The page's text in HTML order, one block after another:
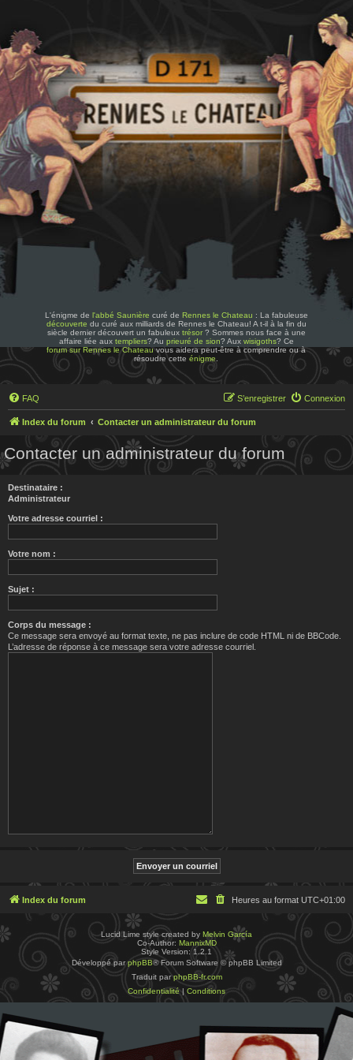
L'énigme de l'abbé Saunière curé de Rennes le Chateau : La fabuleuse
découverte du curé aux milliards de Rennes le Chateau! A t-il à la fin du
siècle dernier découvert un fabuleux trésor? Sommes nous face à une
affaire liée aux templiers? Au prieuré de sion? Aux wisigoths? Ce
forum sur Rennes le Chateauvous aidera peut-être à comprendre ou à
résoudre cetteénigme
FAQ Connexion
S’enregistrer
Index du forum Contacter un administrateur du forum
Contacter un administrateur du forum
Destinataire :
Administrateur
Votre adresse courriel :
Votre nom :
Sujet :
Corps du message :
Ce message sera envoyé au format texte, ne pas inclure de code HTML ni de BBCode.
L’adresse de réponse à ce message sera votre adresse courriel.
Index du forum Heures au format UTC+01:00
Lucid Lime style created by Melvin García
Co-Author: MannixMD
Style Version: 1.2.1
Développé parphpBB® Forum Software © phpBB Limited
Traduit parphpBB-fr.com
Confidentialité| Conditions